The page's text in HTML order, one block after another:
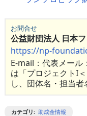
お問合せ
公益財団法人 日本
https://np-
E-mail：代表メー
は「プロジェクトI
し、団体名・担当者
カテゴリ: 助成金情報